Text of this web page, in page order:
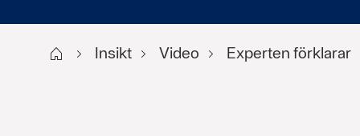
Start Insikt Video Experten förklarar